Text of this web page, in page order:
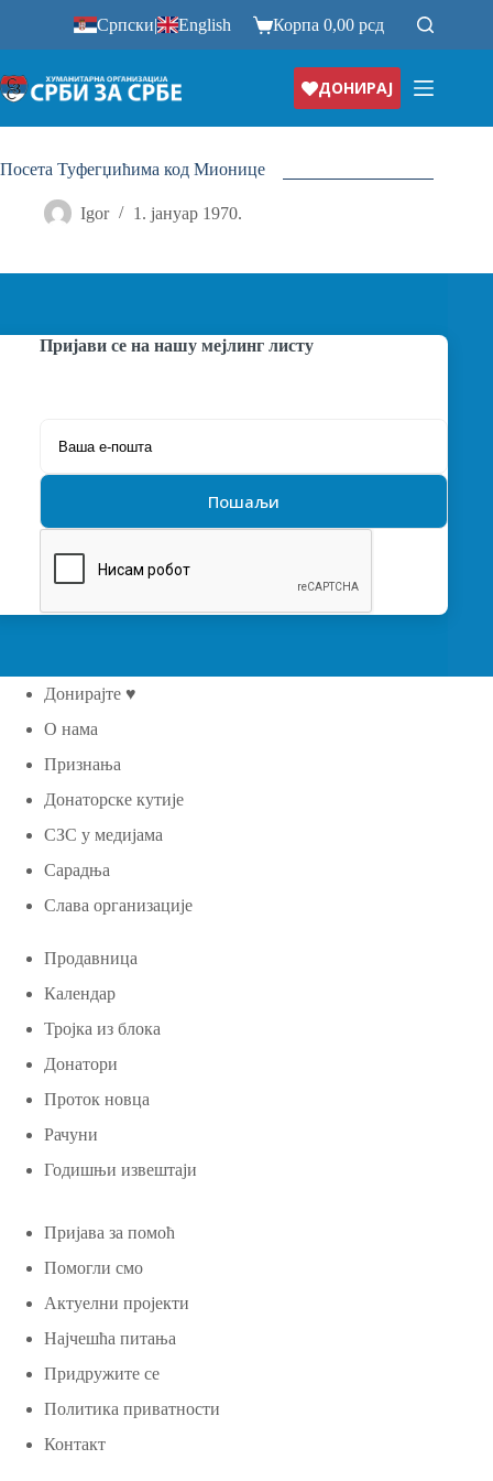
Српски| English Корпа0,00рсд
ДОНИРАЈ
Посета Туфегџићима код Мионице
Igor 1. јануар 1970.
Пријави се на нашу мејлинг листу
Донирајте ♥
О нама
Признања
Донаторске кутије
СЗС у медијама
Сарадња
Слава организације
Продавница
Календар
Тројка из блока
Донатори
Проток новца
Рачуни
Годишњи извештаји
Пријава за помоћ
Помогли смо
Актуелни пројекти
Најчешћа питања
Придружите се
Политика приватности
Контакт